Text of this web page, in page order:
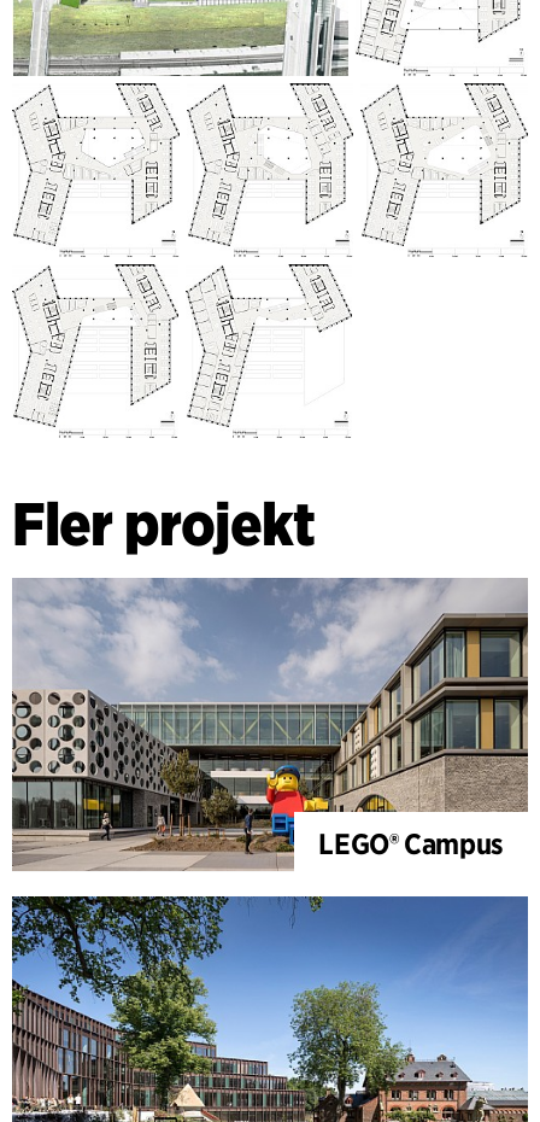
Fler projekt
LEGO® Campus